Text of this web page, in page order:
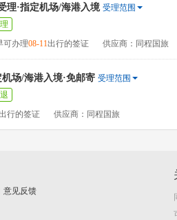
理·指定机场/海港入境 受理范围
可办理08-11出行的签证 供应商：同程国旅
机场/海港入境·免邮寄 受理范围
行的签证 供应商：同程国旅
意见反馈